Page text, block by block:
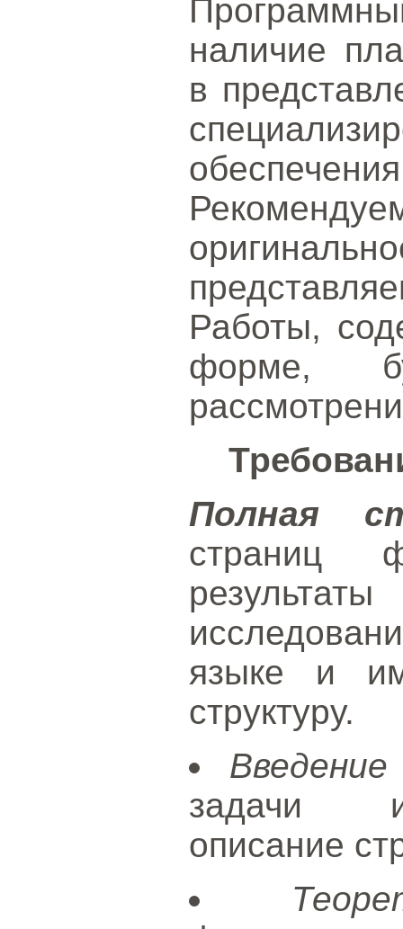
наличие
в
Работы,
форме,
Полная
страниц
языке и
структуру.
Введение
задачи
описание